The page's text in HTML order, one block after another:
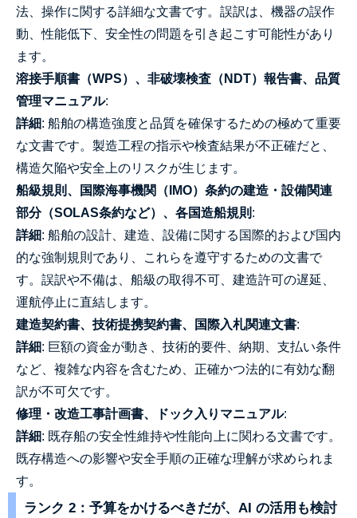
法、操作に関する詳細な文書です。誤訳は、機器の誤作
動、性能低下、安全性の問題を引き起こす可能性があり
ます。
溶接手順書（WPS）、非破壊検査（NDT）報告書、品質
管理マニュアル:
詳細: 船舶の構造強度と品質を確保するための極めて重要
な文書です。製造工程の指示や検査結果が不正確だと、
構造欠陥や安全上のリスクが生じます。
船級規則、国際海事機関（IMO）条約の建造・設備関連
部分（SOLAS条約など）、各国造船規則 :
詳細: 船舶の設計、建造、設備に関する国際的および国内
的な強制規則であり、これらを遵守するための文書で
す。誤訳や不備は、船級の取得不可、建造許可の遅延、
運航停止に直結します。
建造契約書、技術提携契約書、国際入札関連文書:
詳細: 巨額の資金が動き、技術的要件、納期、支払い条件
など、複雑な内容を含むため、正確かつ法的に有効な翻
訳が不可欠です。
修理・改造工事計画書、ドック入りマニュアル:
詳細: 既存船の安全性維持や性能向上に関わる文書です。
既存構造への影響や安全手順の正確な理解が求められま
す。
ランク 2：予算をかけるべきだが、AI の活用も検討